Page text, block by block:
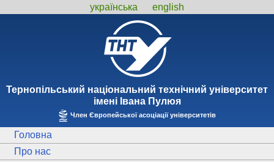
українська english
Тернопiльський національний технiчний унiверситет
iменi Iвана Пулюя
Член Європейської асоціації університетів
Головна
Про нас